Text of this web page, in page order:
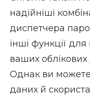
надійніші
диспетчера
інші функції
ваших облікових
Однак ви
даних й